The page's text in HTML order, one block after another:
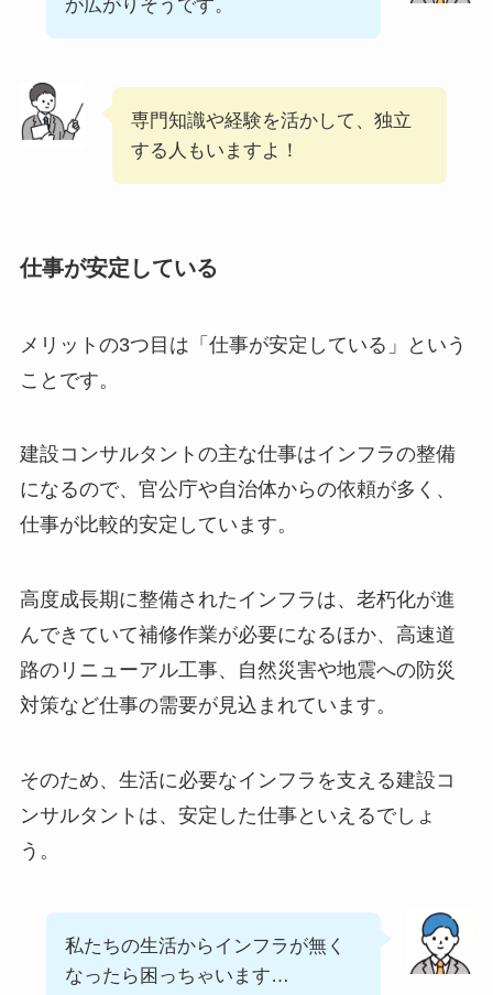
が広がりそうです。
専門知識や経験を活かして、独立
する人もいますよ！
仕事が安定している
メリットの3つ目は「仕事が安定している」という
ことです。
建設コンサルタントの主な仕事はインフラの整備
になるので、官公庁や自治体からの依頼が多く、
仕事が比較的安定しています。
高度成長期に整備されたインフラは、老朽化が進
んできていて補修作業が必要になるほか、高速道
路のリニューアル工事、自然災害や地震への防災
対策など仕事の需要が見込まれています。
そのため、生活に必要なインフラを支える建設コ
ンサルタントは、安定した仕事といえるでしょ
う。
私たちの生活からインフラが無く
なったら困っちゃいます…